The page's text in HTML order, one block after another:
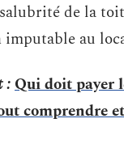
de la
imputable au
:Qui doit payer
comprendre